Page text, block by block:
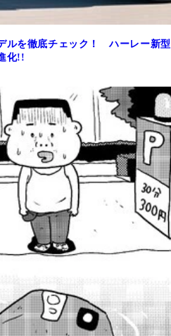
ルを徹底チェック！ ハーレー新型
化!!